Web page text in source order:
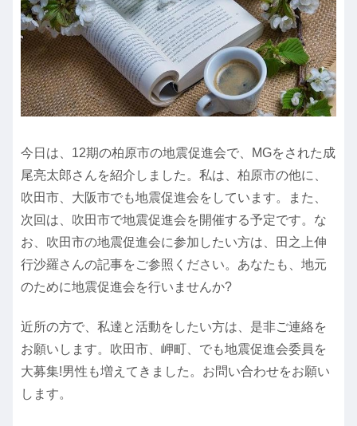
今日は、12期の柏原市の地震促進会で、MGをされた成
尾亮太郎さんを紹介しました。私は、柏原市の他に、
吹田市、大阪市でも地震促進会をしています。また、
次回は、吹田市で地震促進会を開催する予定です。な
お、吹田市の地震促進会に参加したい方は、田之上伸
行沙羅さんの記事をご参照ください。あなたも、地元
のために地震促進会を行いませんか?
近所の方で、私達と活動をしたい方は、是非ご連絡を
お願いします。吹田市、岬町、でも地震促進会委員を
大募集!男性も増えてきました。お問い合わせをお願い
します。